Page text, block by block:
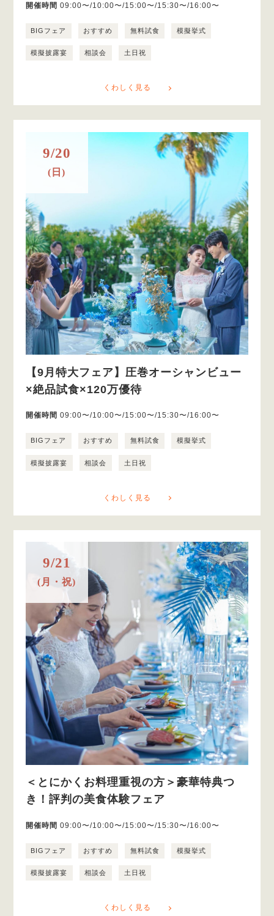
開催時間 09:00〜/10:00〜/15:00〜/15:30〜/16:00〜
BIGフェア おすすめ 無料試食 模擬挙式
模擬披露宴 相談会 土日祝
くわしく見る
9/20
(日)
【9月特大フェア】圧巻オーシャンビュー
×絶品試食×120万優待
開催時間 09:00〜/10:00〜/15:00〜/15:30〜/16:00〜
BIGフェア おすすめ 無料試食 模擬挙式
模擬披露宴 相談会 土日祝
くわしく見る
9/21
(月・祝)
＜とにかくお料理重視の方＞豪華特典つ
き！評判の美食体験フェア
開催時間 09:00〜/10:00〜/15:00〜/15:30〜/16:00〜
BIGフェア おすすめ 無料試食 模擬挙式
模擬披露宴 相談会 土日祝
くわしく見る